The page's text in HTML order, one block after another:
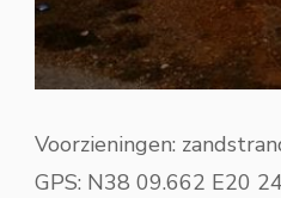
Voorzieningen:
GPS: N38 09.662 E20